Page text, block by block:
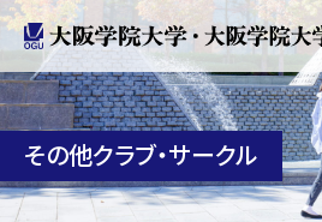
その他クラブ・サークル